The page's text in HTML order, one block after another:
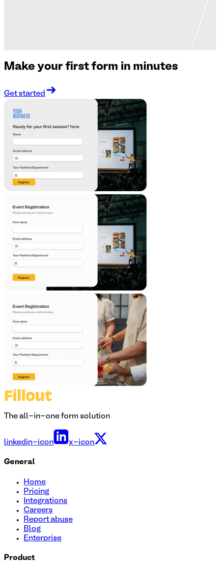
Make your first form in minutes
Get started
The all-in-one form solution
linkedin-icon x-icon
General
Home
Pricing
Integrations
Careers
Report abuse
Blog
Enterprise
Product